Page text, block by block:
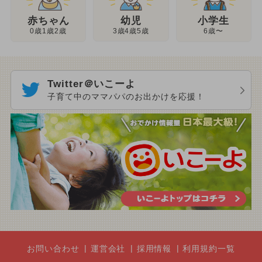
赤ちゃん
0歳1歳2歳
幼児
3歳4歳5歳
小学生
6歳〜
Twitter＠いこーよ
子育て中のママパパのお出かけを応援！
お問い合わせ 運営会社 採用情報 利用規約一覧